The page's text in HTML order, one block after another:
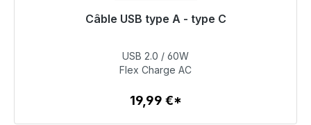
Câble USB type A - type C
Prêt à être expédié, délai de livraison 48h*
19,99 €
Détails
USB 2.0 / 60W
Flex Charge AC
19,99 €*